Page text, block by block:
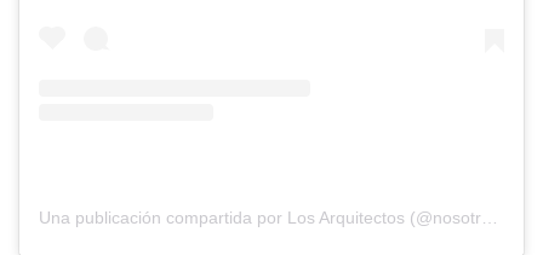
Una publicación compartida por Los Arquitectos (@nosotros_los_arquitectos)